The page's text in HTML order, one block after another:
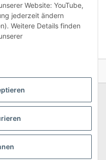
Website: YouTube,
jederzeit ändern
Weitere Details finden